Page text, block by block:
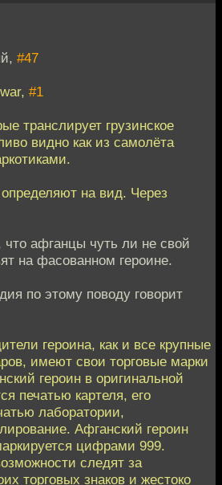
#47
#1
транслирует грузинское
видно как из самолёта
на вид. Через
что афганцы чуть ли не свой
на фасованном героине.
по этому поводу говорит
героина, как и все крупные
имеют свои торговые марки
героин в оригинальной
печатью картеля, его
лаборатории,
Афганский героин
цифрами 999.
следят за
торговых знаков и жестоко